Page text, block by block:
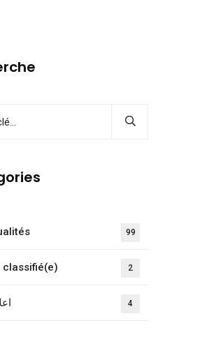
99
classifié(e) 2
4